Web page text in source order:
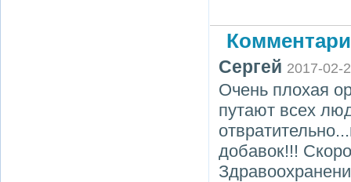
Сергей 2017-02-
Очень плохая
путают всех
добавок!!!